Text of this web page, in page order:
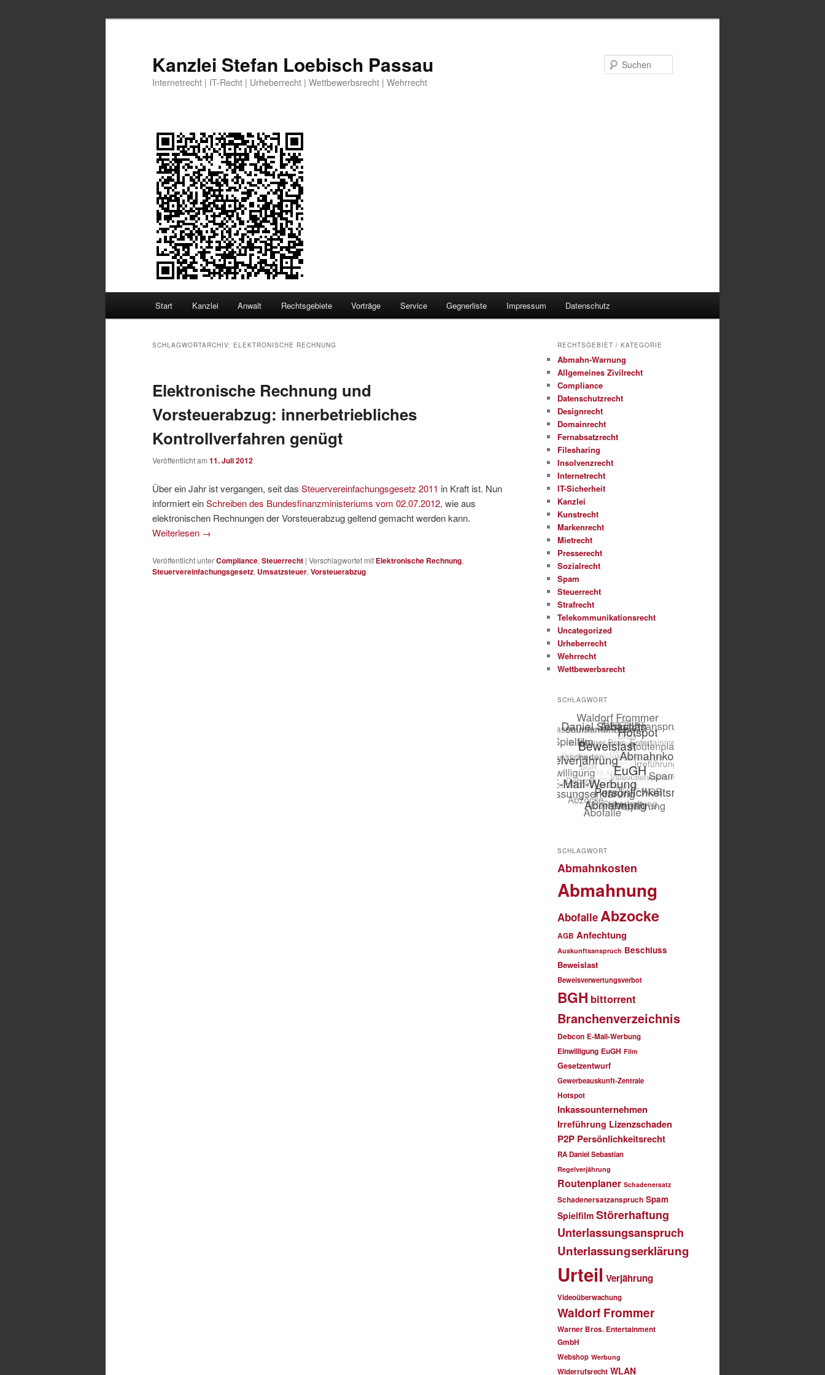
Kanzlei Stefan Loebisch Passau
Internetrecht | IT-Recht | Urheberrecht | Wettbewerbsrecht | Wehrrecht
Start Kanzlei Anwalt Rechtsgebiete Vorträge Service Gegnerliste Impressum Datenschutz
SCHLAGWORTARCHIV: ELEKTRONISCHE RECHNUNG
Elektronische Rechnung und
Vorsteuerabzug: innerbetriebliches
Kontrollverfahren genügt
Veröffentlicht am 11. Juli 2012
Über ein Jahr ist vergangen, seit das Steuervereinfachungsgesetz 2011 in Kraft ist. Nun
informiert einSchreiben des Bundesfinanzministeriums vom 02.07.2012, wie aus
elektronischen Rechnungen der Vorsteuerabzug geltend gemacht werden kann.
Weiterlesen →
Veröffentlicht unterCompliance, Steuerrecht | Verschlagwortet mit Elektronische Rechnung,
Steuervereinfachungsgesetz, Umsatzsteuer, Vorsteuerabzug
RECHTSGEBIET / KATEGORIE
Abmahn-Warnung
Allgemeines Zivilrecht
Compliance
Datenschutzrecht
Designrecht
Domainrecht
Fernabsatzrecht
Filesharing
Insolvenzrecht
Internetrecht
IT-Sicherheit
Kanzlei
Kunstrecht
Markenrecht
Mietrecht
Presserecht
Sozialrecht
Spam
Steuerrecht
Strafrecht
Telekommunikationsrecht
Uncategorized
Urheberrecht
Wehrrecht
Wettbewerbsrecht
SCHLAGWORT
SCHLAGWORT
Abmahnkosten
Abmahnung
AbofalleAbzocke
AGB Anfechtung
Auskunftsanspruch Beschluss
Beweislast
Beweisverwertungsverbot
BGH bittorrent
Branchenverzeichnis
Debcon E-Mail-Werbung
Einwilligung EuGH Film
Gesetzentwurf
Gewerbeauskunft-Zentrale
Hotspot
Inkassounternehmen
Irreführung Lizenzschaden
P2P Persönlichkeitsrecht
RA Daniel Sebastian
Regelverjährung
Routenplaner Schadenersatz
Schadenersatzanspruch Spam
Spielfilm Störerhaftung
Unterlassungsanspruch
Unterlassungserklärung
Urteil Verjährung
Videoüberwachung
Waldorf Frommer
Warner Bros. Entertainment
GmbH
Webshop Werbung
Widerrufsrecht WLAN